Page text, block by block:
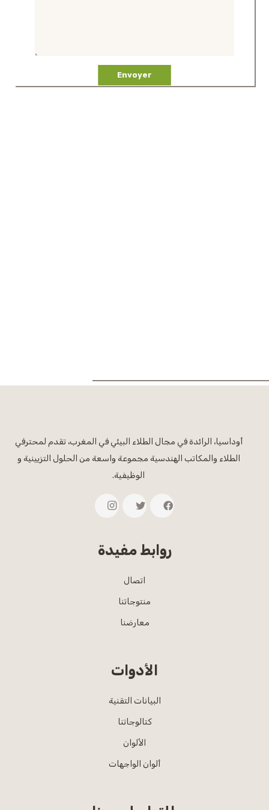
أوداسيا، الرائدة في مجال الطلاء البيئي في المغرب، تقدم لمحترفي
الطلاء والمكاتب الهندسية مجموعة واسعة من الحلول التزيينية و
الوظيفية.
روابط مفيدة
اتصال
منتوجاتنا
معارضنا
الأدوات
البيانات التقنية
كتالوجاتنا
الألوان
ألوان الواجهات